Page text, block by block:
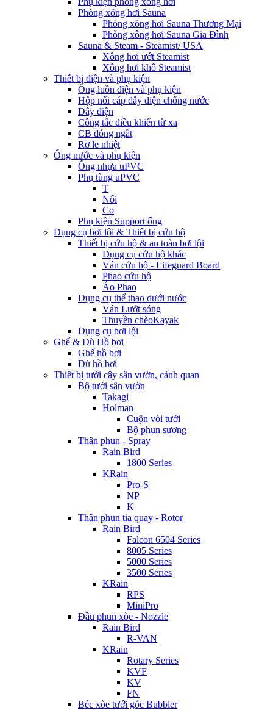
Phòng xông hơi Sauna
Phòng xông hơi Sauna Thương Mại
Phòng xông hơi Sauna Gia Đình
Sauna & Steam - Steamist/ USA
Xông hơi ướt Steamist
Xông hơi khô Steamist
Thiết bị điện và phụ kiện
Ống luồn điện và phụ kiện
Hộp nối cáp dây điện chống nước
Dây điện
Công tắc điều khiển từ xa
CB đóng ngắt
Rơ le nhiệt
Ống nước và phụ kiện
Ống nhựa uPVC
Phụ tùng uPVC
T
Nối
Co
Phụ kiện Support ống
Dụng cụ bơi lội & Thiết bị cứu hộ
Thiết bị cứu hộ & an toàn bơi lội
Dụng cụ cứu hộ khác
Ván cứu hộ - Lifeguard Board
Phao cứu hộ
Áo Phao
Dụng cụ thể thao dưới nước
Ván Lướt sóng
Thuyền chèoKayak
Dụng cụ bơi lội
Ghế & Dù Hồ bơi
Ghế hồ bơi
Dù hồ bơi
Thiết bị tưới cây sân vườn, cảnh quan
Bộ tưới sân vườn
Takagi
Holman
Cuộn vòi tưới
Bộ phun sương
Thân phun - Spray
Rain Bird
1800 Series
KRain
Pro-S
NP
K
Thân phun tia quay - Rotor
Rain Bird
Falcon 6504 Series
8005 Series
5000 Series
3500 Series
KRain
RPS
MiniPro
Đầu phun xòe - Nozzle
Rain Bird
R-VAN
KRain
Rotary Series
KVF
KV
FN
Béc xòe tưới góc Bubbler